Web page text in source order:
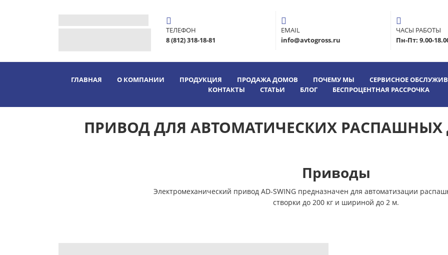
ТЕЛЕФОН
8 (812) 318-18-81
EMAIL
info@avtogross.ru
ЧАСЫ РАБОТЫ
Пн-Пт: 9.00-
ГЛАВНАЯ О КОМПАНИИ ПРОДУКЦИЯ ПРОДАЖА ДОМОВ ПОЧЕМУ МЫ
СЕРВИСНОЕ
КОНТАКТЫ
СТАТЬИ БЛОГ БЕСПРОЦЕНТНАЯ РАССРОЧКА
ПРИВОД ДЛЯ АВТОМАТИЧЕСКИХ РАСПАШНЫХ
Приводы
Электромеханический привод AD-SWING предназначен для автоматизации
створки до 200 кг и шириной до 2 м.